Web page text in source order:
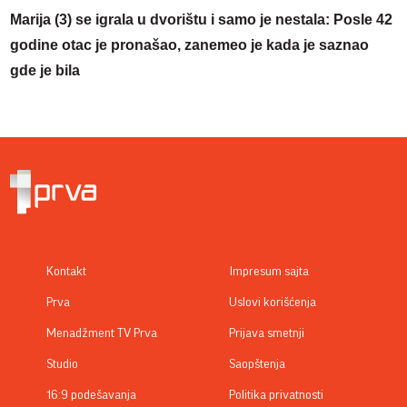
Marija (3) se igrala u dvorištu i samo je nestala: Posle 42
godine otac je pronašao, zanemeo je kada je saznao
gde je bila
Kontakt
Prva
Menadžment TV Prva
Studio
16:9 podešavanja
Impresum sajta
Uslovi korišćenja
Prijava smetnji
Saopštenja
Politika privatnosti